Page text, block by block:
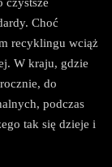
czystsze
Choć
recyklingu wciąż
W kraju, gdzie
do
podczas
tak się dzieje i